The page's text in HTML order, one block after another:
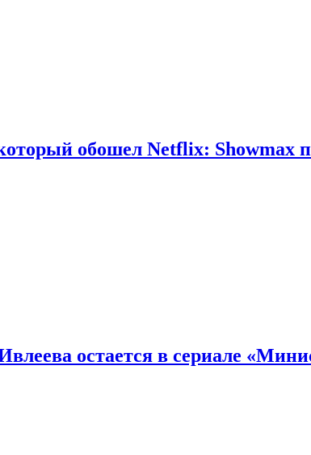
обошел Netflix: Showmax
остается в сериале